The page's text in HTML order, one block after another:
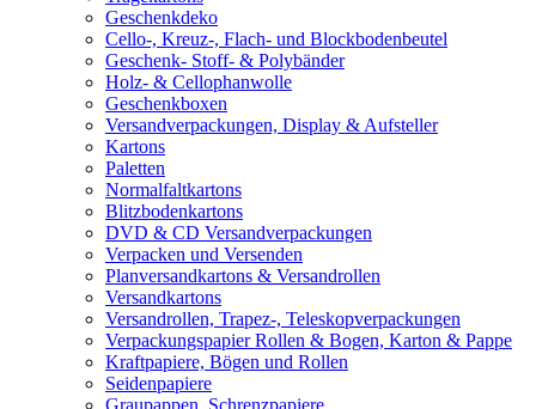
Geschenkdeko
Cello-, Kreuz-, Flach- und Blockbodenbeutel
Geschenk- Stoff- & Polybänder
Holz- & Cellophanwolle
Geschenkboxen
Versandverpackungen, Display & Aufsteller
Kartons
Paletten
Normalfaltkartons
Blitzbodenkartons
DVD & CD Versandverpackungen
Verpacken und Versenden
Planversandkartons & Versandrollen
Versandkartons
Versandrollen, Trapez-, Teleskopverpackungen
Verpackungspapier Rollen & Bogen, Karton & Pappe
Kraftpapiere, Bögen und Rollen
Seidenpapiere